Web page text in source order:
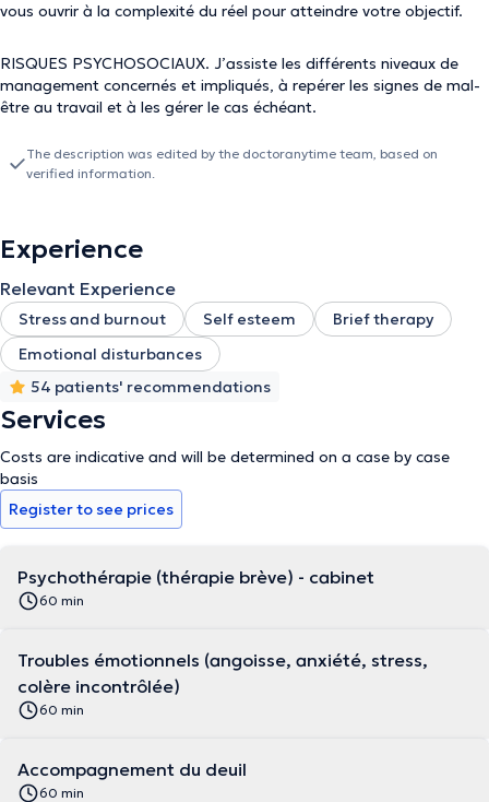
vous ouvrir à la complexité du réel pour atteindre votre objectif.
RISQUES PSYCHOSOCIAUX. J’assiste les différents niveaux de
management concernés et impliqués, à repérer les signes de mal-
être au travail et à les gérer le cas échéant.
The description was edited by the doctoranytime team, based on
verified information.
Experience
Relevant Experience
Stress and burnout Self esteem
Brief therapy
Emotional disturbances
54 patients' recommendations
Services
Costs are indicative and will be determined on a case by case
basis
Register to see prices
Psychothérapie (thérapie brève) - cabinet
60 min
Troubles émotionnels (angoisse, anxiété, stress,
colère incontrôlée)
60 min
Accompagnement du deuil
60 min